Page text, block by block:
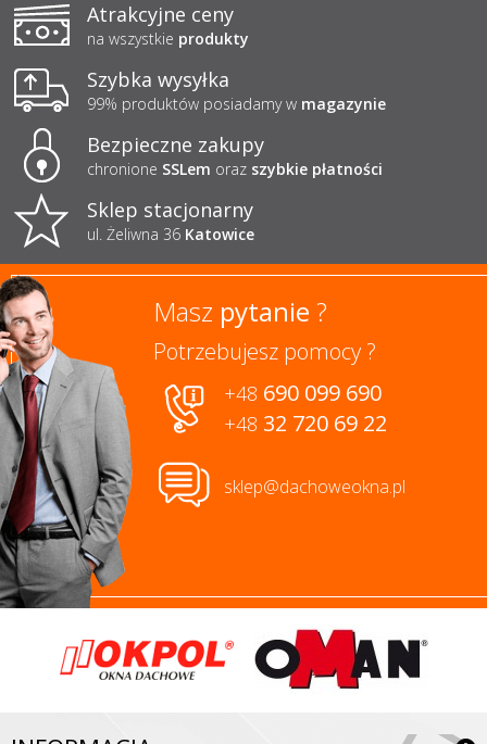
Atrakcyjne ceny
na wszystkie produkty
Szybka wysyłka
99% produktów posiadamy w magazynie
Bezpieczne zakupy
chronione SSLem oraz szybkie płatności
Sklep stacjonarny
ul. Żeliwna 36 Katowice
Masz pytanie ?
Potrzebujesz pomocy ?
+48 690 099 690
+48 32 720 69 22
sklep@dachoweokna.pl